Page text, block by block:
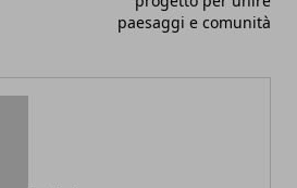
paesaggi e comunità